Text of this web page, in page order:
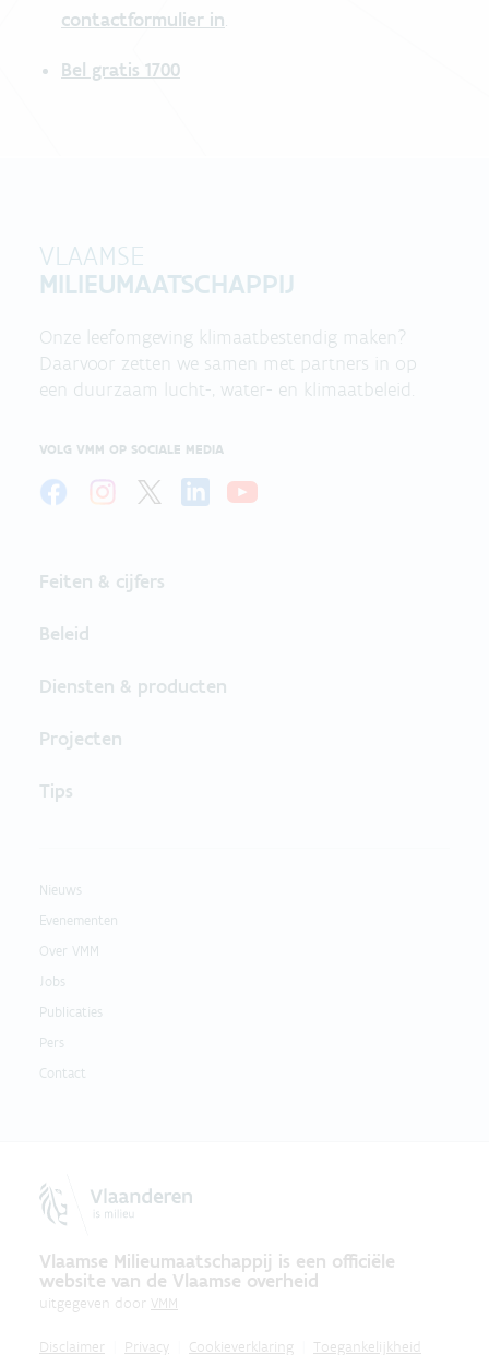
contactformulier in.
Bel gratis 1700
VLAAMSE
MILIEUMAATSCHAPPIJ
Onze leefomgeving klimaatbestendig maken?
Daarvoor zetten we samen met partners in op
een duurzaam lucht-, water- en klimaatbeleid.
VOLG VMM OP SOCIALE MEDIA
Feiten & cijfers
Beleid
Diensten & producten
Projecten
Tips
Nieuws
Evenementen
Over VMM
Jobs
Publicaties
Pers
Contact
Vlaamse Milieumaatschappij is een officiële
website van de Vlaamse overheid
uitgegeven door VMM
Disclaimer Privacy Cookieverklaring Toegankelijkheid